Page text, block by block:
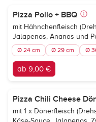
Pizza Pollo + BBQ
mit Hähnchenfleisch
Jalapenos, Ananas und
Ø 24 cm Ø 29 cm Ø
ab 9,00 €
Pizza Chili Cheese
mit 1 x Dönerfleisch